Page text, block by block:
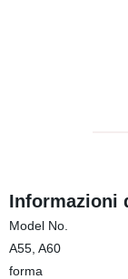
Informazioni
Model No.
A55, A60
forma